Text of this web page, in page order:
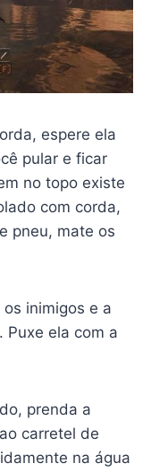
espere ela
pular e ficar
no topo existe
com corda,
pneu, mate os
inimigos e a
Puxe ela com a
prenda a
carretel de
na água